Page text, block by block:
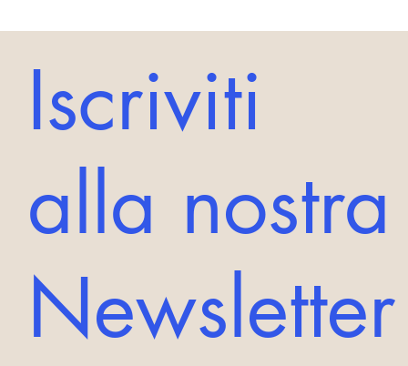
Iscriviti
alla nostra
Newsletter